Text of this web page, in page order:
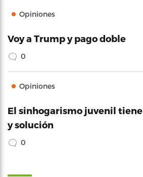
Opiniones
Voy a Trump y pago doble
0
Opiniones
El sinhogarismo juvenil
y solución
0